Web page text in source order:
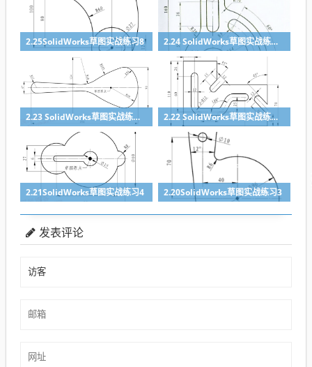
2.25SolidWorks草图实战练习8 2.24 SolidWorks草图实战练习7
2.23 SolidWorks草图实战练习6 2.22 SolidWorks草图实战练习5
2.21SolidWorks草图实战练习4 2.20SolidWorks草图实战练习3
发表评论